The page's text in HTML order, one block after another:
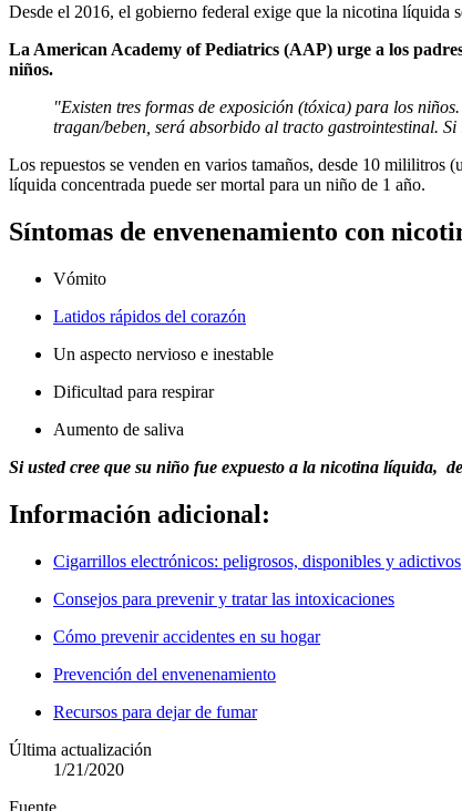
Desde el 2016, el gobierno federal exige que la nicotina líquida
La American Academy of Pediatrics (AAP) urge a los
niños.
"Existen tres formas de exposición (tóxica) para los
tragan/beben, será absorbido al tracto gastrointestinal.
Los repuestos se venden en varios tamaños, desde 10 mililitros
líquida concentrada puede ser mortal para un niño de 1 año.
Síntomas de envenenamiento con
Vómito
Latidos rápidos del corazón
Un aspecto nervioso e inestable
Dificultad para respirar
Aumento de saliva
Si usted cree que su niño fue expuesto a la nicotina líquida,
Información adicional:
Cigarrillos electrónicos: peligrosos, disponibles y adictivos
Consejos para prevenir y tratar las intoxicaciones
Cómo prevenir accidentes en su hogar
Prevención del envenenamiento
Recursos para dejar de fumar
Última actualización
1/21/2020
Fuente